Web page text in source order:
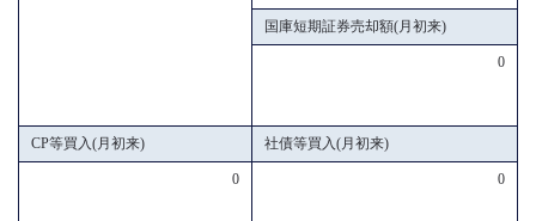
国庫短期証券売却額(月初来)
0
CP等買入(月初来) 社債等買入(月初来)
0 0